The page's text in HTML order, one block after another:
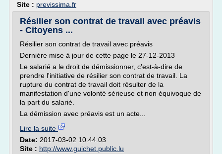
Site : previssima.fr
Résilier son contrat de travail avec préavis
- Citoyens ...
Résilier son contrat de travail avec préavis
Dernière mise à jour de cette page le 27-12-2013
Le salarié a le droit de démissionner, c'est-à-dire de
prendre l'initiative de résilier son contrat de travail. La
rupture du contrat de travail doit résulter de la
manifestation d'une volonté sérieuse et non équivoque de
la part du salarié.
La démission avec préavis est un acte...
Lire la suite
Date: 2017-03-02 10:44:03
Site : http://www.guichet.public.lu